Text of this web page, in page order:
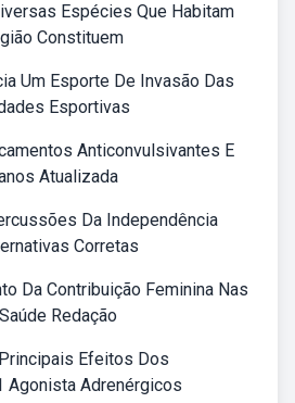
Espécies Que Habitam
Constituem
Um Esporte De Invasão Das
Esportivas
Anticonvulsivantes E
Atualizada
Da Independência
Corretas
Da Contribuição Feminina Nas
Redação
Efeitos Dos
Agonista Adrenérgicos